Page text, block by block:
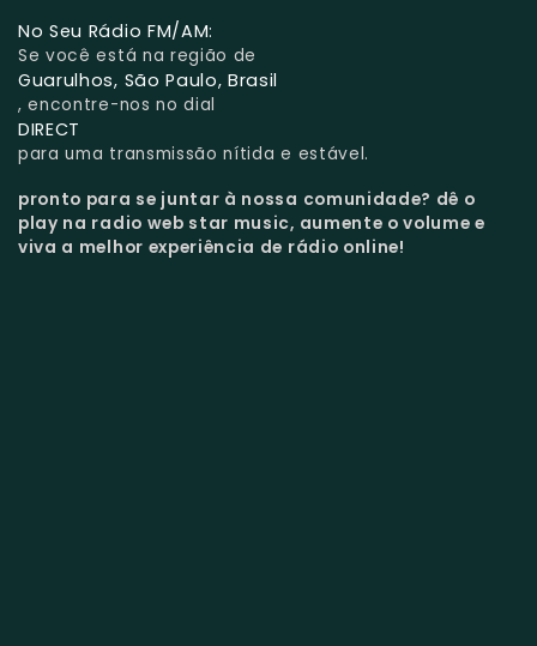
No Seu Rádio FM/AM:
Se você está na região de
Guarulhos, São Paulo, Brasil
, encontre-nos no dial
DIRECT
para uma transmissão nítida e estável.
pronto para se juntar à nossa comunidade? dê o
play na radio web star music, aumente o volume e
viva a melhor experiência de rádio online!